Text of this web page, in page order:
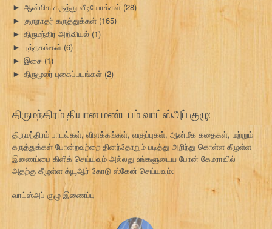
► ஆன்மிக கருத்து வீடியோக்கள் (28)
► குருநாதர் கருத்துக்கள் (165)
► திருமந்திர அறிவியல்(1)
► புத்தகங்கள் (6)
► இசை (1)
► திருமூலர் புகைப்படங்கள் (2)
திருமந்திரம் தியான மண்டபம் வாட்ஸ்அப் குழு:
திருமந்திரம் பாடல்கள், விளக்கங்கள், வகுப்புகள், ஆன்மீக கதைகள், மற்றும்
கருத்துக்கள் போன்றவற்றை தினந்தோறும் படித்து அறிந்து கொள்ள கீழுள்ள
இணைப்பை கிளிக் செய்யவும் அல்லது உங்களுடைய போன் கேமராவில்
அதற்கு கீழுள்ள க்யூஆர் கோடு ஸ்கேன் செய்யவும்:
வாட்ஸ்அப் குழு இணைப்பு